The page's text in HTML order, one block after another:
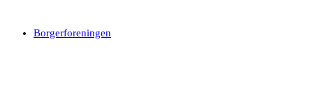
Borgerforeningen